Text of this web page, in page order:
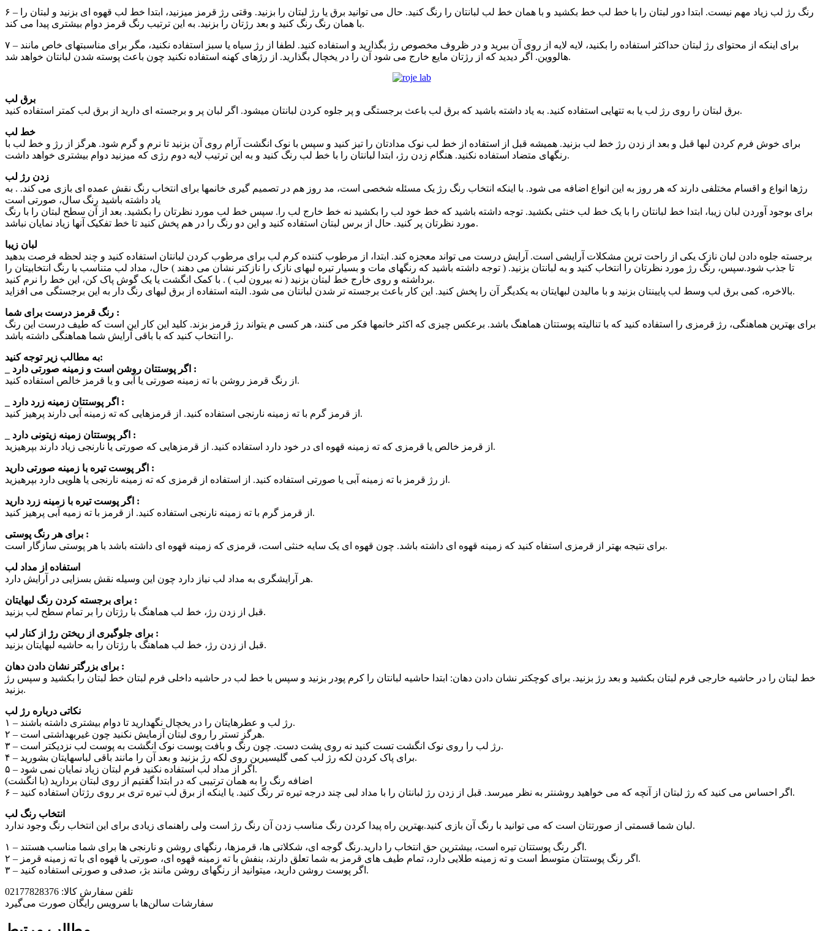
۶ – رنگ رژ لب زیاد مهم نیست. ابتدا دور لبتان را با خط لب خط بکشید و با همان خط لب لبانتان را رنگ کنید. حال می توانید برق یا رژ لبتان را بزنید. وقتی رژ قرمز میزنید، ابتدا خط لب قهوه ای بزنید و لبتان را
با همان رنگ رنگ کنید و بعد رژتان را بزنید. به این ترتیب رنگ قرمز دوام بیشتری پیدا می کند.
۷ – برای اینکه از محتوای رژ لبتان حداکثر استفاده را بکنید، لایه لایه از روی آن ببرید و در ظروف مخصوص رژ بگذارید و استفاده کنید. لطفا از رژ سیاه یا سبز استفاده نکنید، مگر برای مناسبتهای خاص مانند
هالووین. اگر دیدید که از رژتان مایع خارج می شود آن را در یخچال بگذارید. از رژهای کهنه استفاده نکنید چون باعث پوسته شدن لبانتان خواهد شد.
برق لب
برق لبتان را روی رژ لب یا به تتهایی استفاده کنید. به یاد داشته باشید که برق لب باعث برجستگی و پر جلوه کردن لبانتان میشود. اگر لبان پر و برجسته ای دارید از برق لب کمتر استفاده کنید.
خط لب
برای خوش فرم کردن لبها قبل و بعد از زدن رژ خط لب بزنید. همیشه قبل از استفاده از خط لب نوک مدادتان را تیز کنید و سپس با نوک انگشت آرام روی آن بزنید تا نرم و گرم شود. هرگز از رژ و خط لب با
رنگهای متضاد استفاده نکنید. هنگام زدن رژ، ابتدا لبانتان را با خط لب رنگ کنید و به این ترتیب لایه دوم رژی که میزنید دوام بیشتری خواهد داشت.
زدن رژ لب
رژها انواع و اقسام مختلفی دارند که هر روز به این انواع اضافه می شود. با اینکه انتخاب رنگ رژ یک مسئله شخصی است، مد روز هم در تصمیم گیری خانمها برای انتخاب رنگ نقش عمده ای بازی می کند. . به
یاد داشته باشید رنگ سال، صورتی است
برای بوجود آوردن لبان زیبا، ابتدا خط لبانتان را با یک خط لب خنثی بکشید. توجه داشته باشید که خط خود لب را بکشید نه خط خارج لب را. سپس خط لب مورد نظرتان را بکشید. بعد از آن سطح لبتان را با رنگ
مورد نظرتان پر کنید. حال از برس لبتان استفاده کنید و این دو رنگ را در هم پخش کنید تا خط تفکیک آنها زیاد نمایان نباشد.
لبان زیبا
برجسته جلوه دادن لبان نازک یکی از راحت ترین مشکلات آرایشی است. آرایش درست می تواند معجزه کند. ابتدا، از مرطوب کننده کرم لب برای مرطوب کردن لبانتان استفاده کنید و چند لحظه فرصت بدهید
تا جذب شود.سپس، رنگ رژ مورد نظرتان را انتخاب کنید و به لبانتان بزنید. ( توجه داشته باشید که رنگهای مات و بسیار تیره لبهای نازک را نازکتر نشان می دهند ) حال، مداد لب متناسب با رنگ انتخابیتان را
برداشته و روی خارج خط لبتان بزنید ( نه بیرون لب ) . با کمک انگشت یا یک گوش پاک کن، این خط را نرم کنید.
بالاخره، کمی برق لب وسط لب پایینتان بزنید و با مالیدن لبهایتان به یکدیگر آن را پخش کنید. این کار باعث برجسته تر شدن لبانتان می شود. البته استفاده از برق لبهای رنگ دار به این برجستگی می افزاید.
رنگ قرمز درست برای شما :
برای بهترین هماهنگی، رژ قرمزی را استفاده کنید که با تنالیته پوستتان هماهنگ باشد. برعکس چیزی که اکثر خانمها فکر می کنند، هر کسی م یتواند رژ قرمز بزند. کلید این کار این است که طیف درست این رنگ
را انتخاب کنید که با باقی آرایش شما هماهنگی داشته باشد.
به مطالب زیر توجه کنید:
_ اگر پوستتان روشن است و زمینه صورتی دارد :
از رنگ قرمز روشن با ته زمینه صورتی یا آبی و یا قرمز خالص استفاده کنید.
_ اگر پوستتان زمینه زرد دارد :
از قرمز گرم با ته زمینه نارنجی استفاده کنید. از قرمزهایی که ته زمینه آبی دارند پرهیز کنید.
_ اگر پوستتان زمینه زیتونی دارد :
از قرمز خالص یا قرمزی که ته زمینه قهوه ای در خود دارد استفاده کنید. از قرمزهایی که صورتی یا نارنجی زیاد دارند بپرهیزید.
اگر پوست تیره با زمینه صورتی دارید :
از رژ قرمز با ته زمینه آبی یا صورتی استفاده کنید. از استفاده از قرمزی که ته زمینه نارنجی یا هلویی دارد بپرهیزید.
اگر پوست تیره با زمینه زرد دارید :
از قرمز گرم با ته زمینه نارنجی استفاده کنید. از قرمز با ته زمیه آبی پرهیز کنید.
برای هر رنگ پوستی :
برای نتیجه بهتر از قرمزی استفاه کنید که زمینه قهوه ای داشته باشد. چون قهوه ای یک سایه خنثی است، قرمزی که زمینه قهوه ای داشته باشد با هر پوستی سازگار است.
استفاده از مداد لب
هر آرایشگری به مداد لب نیاز دارد چون این وسیله نقش بسزایی در آرایش دارد.
برای برجسته کردن رنگ لبهایتان :
قبل از زدن رژ، خط لب هماهنگ با رژتان را بر تمام سطح لب بزنید.
برای جلوگیری از ریختن رژ از کنار لب :
قبل از زدن رژ، خط لب هماهنگ با رژتان را به حاشیه لبهایتان بزنید.
برای بزرگتر نشان دادن دهان :
خط لبتان را در حاشیه خارجی فرم لبتان بکشید و بعد رژ بزنید. برای کوچکتر نشان دادن دهان: ابتدا حاشیه لبانتان را کرم پودر بزنید و سپس با خط لب در حاشیه داخلی فرم لبتان خط لبتان را بکشید و سپس رژ
بزنید.
نکاتی درباره رژ لب
۱ – رژ لب و عطرهایتان را در یخچال نگهدارید تا دوام بیشتری داشته باشند.
۲ – هرگز تستر را روی لبتان آزمایش نکنید چون غیربهداشتی است.
۳ – رژ لب را روی نوک انگشت تست کنید نه روی پشت دست. چون رنگ و بافت پوست نوک انگشت به پوست لب نزدیکتر است.
۴ – برای پاک کردن لکه رژ لب کمی گلیسیرین روی لکه رژ بزنید و بعد آن را مانند باقی لباسهایتان بشورید.
۵ – اگر از مداد لب استفاده نکنید فرم لبتان زیاد نمایان نمی شود.
اضافه رنگ را به همان ترتیبی که در ابتدا گفتیم از روی لبتان بردارید (با انگشت)
۶ – اگر احساس می کنید که رژ لبتان از آنچه که می خواهید روشنتر به نظر میرسد. قبل از زدن رژ لبانتان را با مداد لبی چند درجه تیره تر رنگ کنید. یا اینکه از برق لب تیره تری بر روی رژتان استفاده کنید.
انتخاب رنگ لب
لبان شما قسمتی از صورتتان است که می توانید با رنگ آن بازی کنید.بهترین راه پیدا کردن رنگ مناسب زدن آن رنگ رژ است ولی راهنمای زیادی برای این انتخاب رنگ وجود ندارد.
۱ – اگر رنگ پوستتان تیره است، بیشترین حق انتخاب را دارید.رنگ گوجه ای، شکلاتی ها، قرمزها، رنگهای روشن و نارنجی ها برای شما مناسب هستند.
۲ – اگر رنگ پوستتان متوسط است و ته زمینه طلایی دارد، تمام طیف های قرمز به شما تعلق دارند، بنفش با ته زمینه قهوه ای، صورتی یا قهوه ای با ته زمینه قرمز.
۳ – اگر پوست روشن دارید، میتوانید از رنگهای روشن مانند بژ، صدفی و صورتی استفاده کنید.
تلفن سفارش کالا: 02177828376
سفارشات سالن‌ها با سرویس رایگان صورت می‌گیرد